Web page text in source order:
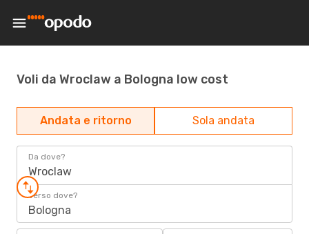
Voli da Wroclaw a Bologna low cost
Andata e ritorno Sola andata
Da dove?
Wroclaw
Verso dove?
Bologna